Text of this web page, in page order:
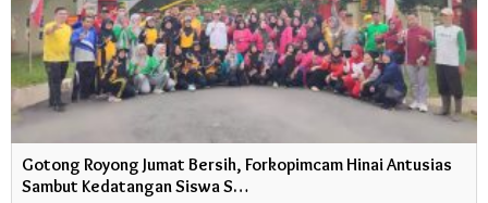
Gotong Royong Jumat Bersih, Forkopimcam Hinai Antusias
Sambut Kedatangan Siswa S…